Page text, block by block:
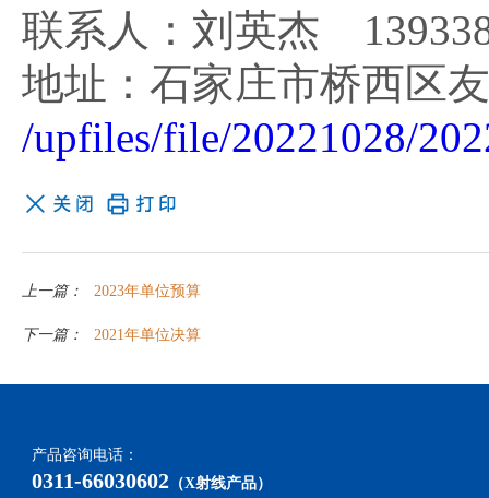
联系人：刘英杰
地址：石家庄市桥西区
/upfiles/file/20221028/
上一篇： 2023年单位预算
下一篇： 2021年单位决算
产品咨询电话：
0311-66030602 （X射线产品）